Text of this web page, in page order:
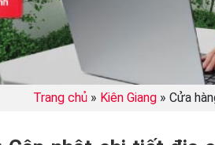
Trang chủ» Kiên Giang» Cửa